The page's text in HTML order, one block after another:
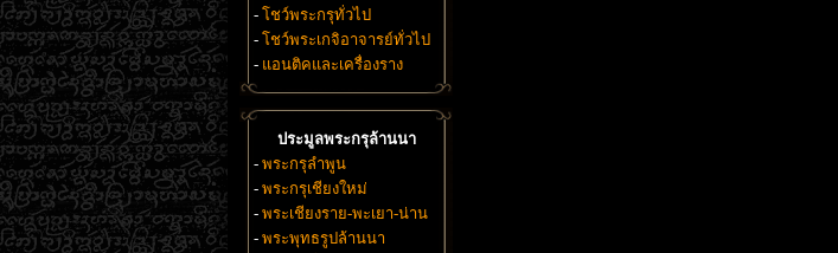
- โชว์พระกรุทั่วไป
- โชว์พระเกจิอาจารย์ทั่วไป
- แอนติคและเครื่องราง
ประมูลพระกรุล้านนา
- พระกรุลำพูน
- พระกรุเชียงใหม่
- พระเชียงราย-พะเยา-น่าน
- พระพุทธรูปล้านนา